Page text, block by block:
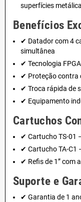
superfícies
Benefícios
✔ Datador com 4
simultânea
✔ Tecnologia
✔ Proteção contra
✔ Troca rápida de
✔ Equipamento
Cartuchos
✔ Cartucho TS-01
✔ Cartucho TA-C1
✔ Refis de 1” com
Suporte e
✔ Garantia de 1